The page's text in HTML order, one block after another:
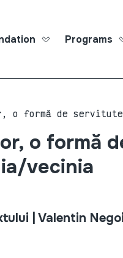
Programs
o formă de
o formă
vecinia
| Valentin